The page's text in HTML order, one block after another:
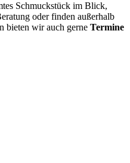
Schmuckstück im Blick,
oder finden außerhalb
bieten wir auch gerne Termine